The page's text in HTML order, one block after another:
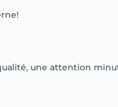
une attention